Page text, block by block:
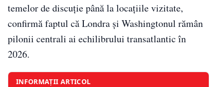
temelor de discuție până la locațiile vizitate,
confirmă faptul că Londra și Washingtonul rămân
pilonii centrali ai echilibrului transatlantic în
2026.
INFORMAȚII ARTICOL